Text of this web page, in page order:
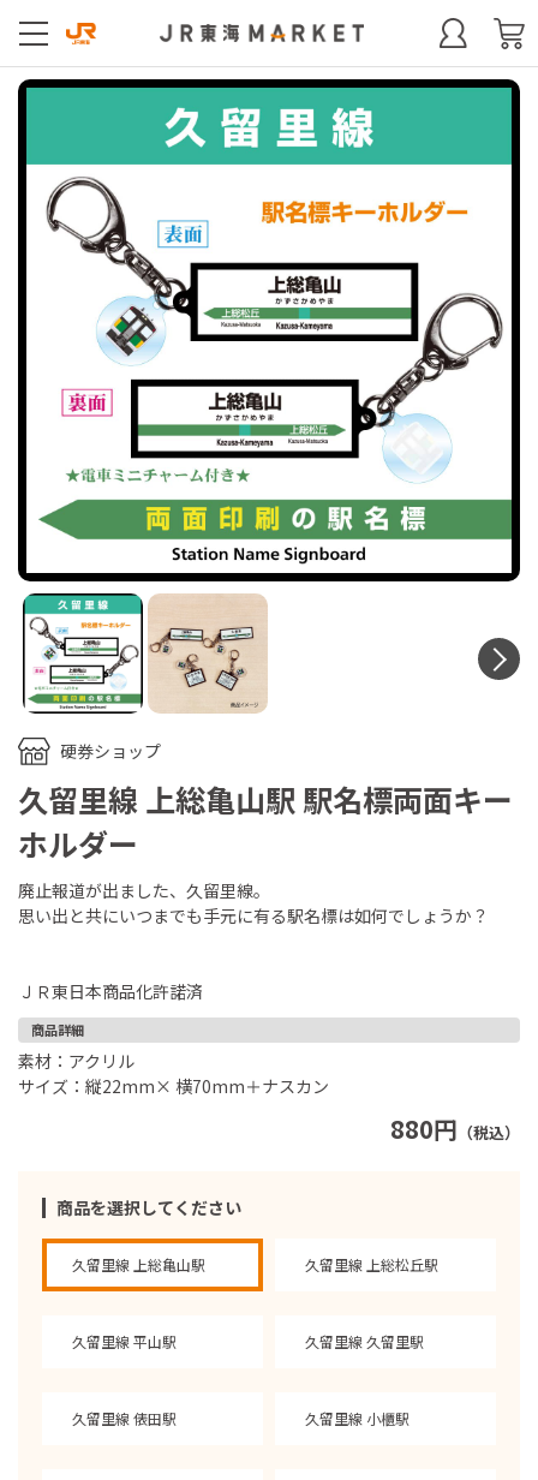
硬券ショップ
久留里線 上総亀山駅 駅名標両面キー
ホルダー
880円 （税込）
商品を選択してください
久留里線 上総亀山駅 久留里線 上総松丘駅
久留里線 平山駅 久留里線 久留里駅
久留里線 俵田駅 久留里線 小櫃駅
廃止報道が出ました、久留里線。
思い出と共にいつまでも手元に有る駅名標は如何でしょうか？
ＪＲ東日本商品化許諾済
商品詳細
素材：アクリル
サイズ：縦22mm× 横70mm＋ナスカン